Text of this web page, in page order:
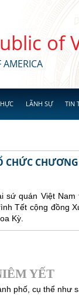
of
AMERICA
LÃNH SỰ TIN
sứ quán Việt
Tết cộng đồng
Kỳ.
YẾT
phố, cụ thể như